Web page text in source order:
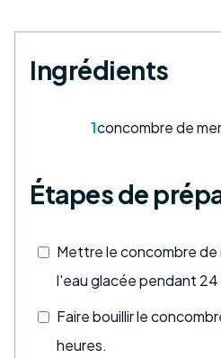
Ingrédients
1concombre de mer
Étapes de
Mettre le concombre de
l'eau glacée pendant 24
Faire bouillir le
heures.